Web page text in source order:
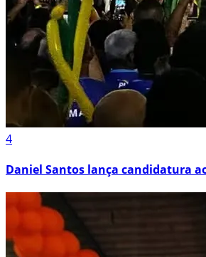
4
Daniel Santos lança candidatura